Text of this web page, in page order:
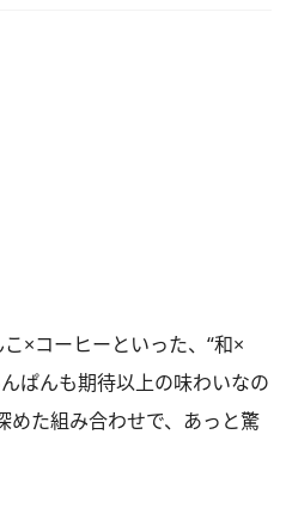
×コーヒーといった、“和×
ぱんも期待以上の味わいなの
めた組み合わせで、あっと驚